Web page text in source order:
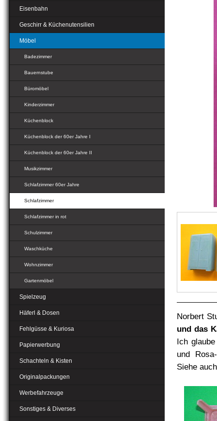
Eisenbahn
Geschirr & Küchenutensilien
Möbel
Badezimmer
Bauernstube
Büromöbel
Kinderzimmer
Küchenblock
Küchenblock der 60er Jahre I
Küchenblock der 60er Jahre II
Musikzimmer
Schlafzimmer 60er Jahre
Schlafzimmer
Schlafzimmer in rot
Schulzimmer
Waschküche
Wohnzimmer
Gartenmöbel
Spielzeug
Häferl & Dosen
Fehlgüsse & Kuriosa
Papierwerbung
Schachteln & Kisten
Originalpackungen
Werbefahrzeuge
Sonstiges & Diverses
Norbert
und das
Ich
und
Siehe